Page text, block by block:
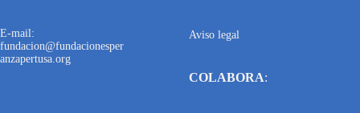
E-mail:
fundacion@fundacionesper
anzapertusa.org
Aviso legal
COLABORA: